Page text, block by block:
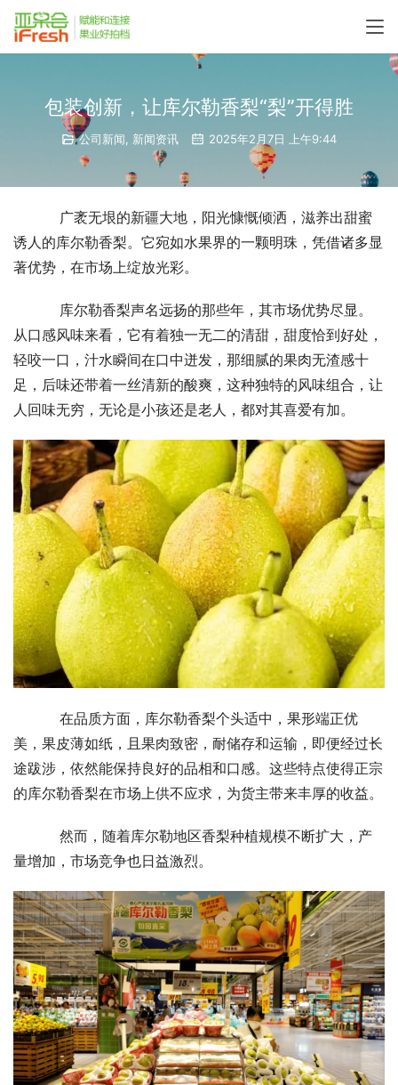
包装创新，让库尔勒香梨“梨”开得胜
公司新闻 新闻资讯 2025年2月7日 上午9:44
广袤无垠的新疆大地，阳光慷慨倾洒，滋养出甜蜜
诱人的库尔勒香梨。它宛如水果界的一颗明珠，凭借诸多显
著优势，在市场上绽放光彩。
库尔勒香梨声名远扬的那些年，其市场优势尽显。
从口感风味来看，它有着独一无二的清甜，甜度恰到好处，
轻咬一口，汁水瞬间在口中迸发，那细腻的果肉无渣感十
足，后味还带着一丝清新的酸爽，这种独特的风味组合，让
人回味无穷，无论是小孩还是老人，都对其喜爱有加。
在品质方面，库尔勒香梨个头适中，果形端正优
美，果皮薄如纸，且果肉致密，耐储存和运输，即便经过长
途跋涉，依然能保持良好的品相和口感。这些特点使得正宗
的库尔勒香梨在市场上供不应求，为货主带来丰厚的收益。
然而，随着库尔勒地区香梨种植规模不断扩大，产
量增加，市场竞争也日益激烈。